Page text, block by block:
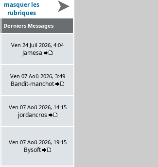
masquer les
rubriques
Derniers Messages
Ven 24 Juil 2026, 4:04
Jamesa
Ven 07 Aoû 2026, 3:49
Bandit-manchot
Ven 07 Aoû 2026, 14:15
jordancros
Ven 07 Aoû 2026, 19:15
Bysoft